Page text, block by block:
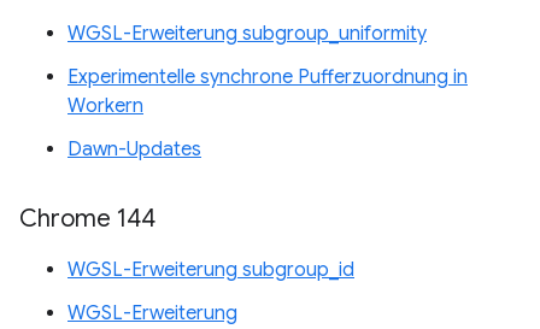
WGSL-Erweiterung subgroup_uniformity
Experimentelle synchrone Pufferzuordnung in
Workern
Dawn-Updates
Chrome 144
WGSL-Erweiterung subgroup_id
WGSL-Erweiterung